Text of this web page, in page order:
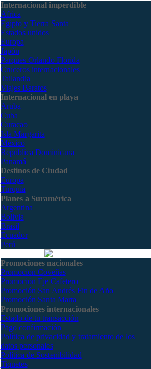
Internacional imperdible
Africa
Egipto y Tierra Santa
Estados unidos
Europa
Japón
Parques Orlando Florida
Cruceros internacionales
Tailandia
Viajes Baratos
Internacional en playa
Aruba
Cuba
Curacao
Isla Margarita
México
República Dominicana
Panamá
Destinos de Ciudad
Europa
Turquía
Planes a Suramérica
Argentina
Bolivia
Brasil
Ecuador
Perú
Promociones nacionales
Promocion Coveñas
Promoción Eje Cafetero
Promoción San Andrés Fin de Año
Promoción Santa Marta
Promociones internacionales
Estado de tu transacción
Pago confirmación
Política de privacidad y tratamiento de los
datos personales
Política de Sostenibilidad
Tiquetes